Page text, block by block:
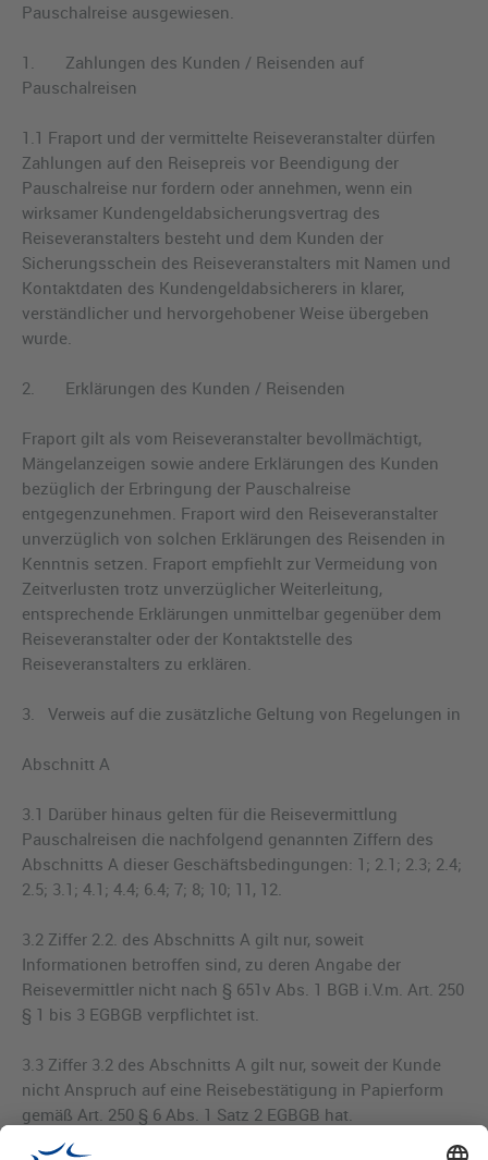
Pauschalreise ausgewiesen.
1. Zahlungen des Kunden / Reisenden auf
Pauschalreisen
1.1 Fraport und der vermittelte Reiseveranstalter dürfen
Zahlungen auf den Reisepreis vor Beendigung der
Pauschalreise nur fordern oder annehmen, wenn ein
wirksamer Kundengeldabsicherungsvertrag des
Reiseveranstalters besteht und dem Kunden der
Sicherungsschein des Reiseveranstalters mit Namen und
Kontaktdaten des Kundengeldabsicherers in klarer,
verständlicher und hervorgehobener Weise übergeben
wurde.
2. Erklärungen des Kunden / Reisenden
Fraport gilt als vom Reiseveranstalter bevollmächtigt,
Mängelanzeigen sowie andere Erklärungen des Kunden
bezüglich der Erbringung der Pauschalreise
entgegenzunehmen. Fraport wird den Reiseveranstalter
unverzüglich von solchen Erklärungen des Reisenden in
Kenntnis setzen. Fraport empfiehlt zur Vermeidung von
Zeitverlusten trotz unverzüglicher Weiterleitung,
entsprechende Erklärungen unmittelbar gegenüber dem
Reiseveranstalter oder der Kontaktstelle des
Reiseveranstalters zu erklären.
3. Verweis auf die zusätzliche Geltung von Regelungen in
Abschnitt A
3.1 Darüber hinaus gelten für die Reisevermittlung
Pauschalreisen die nachfolgend genannten Ziffern des
Abschnitts A dieser Geschäftsbedingungen: 1; 2.1; 2.3; 2.4;
2.5; 3.1; 4.1; 4.4; 6.4; 7; 8; 10; 11, 12.
3.2 Ziffer 2.2. des Abschnitts A gilt nur, soweit
Informationen betroffen sind, zu deren Angabe der
Reisevermittler nicht nach § 651v Abs. 1 BGB i.V.m. Art. 250
§ 1 bis 3 EGBGB verpflichtet ist.
3.3 Ziffer 3.2 des Abschnitts A gilt nur, soweit der Kunde
nicht Anspruch auf eine Reisebestätigung in Papierform
gemäß Art. 250 § 6 Abs. 1 Satz 2 EGBGB hat.